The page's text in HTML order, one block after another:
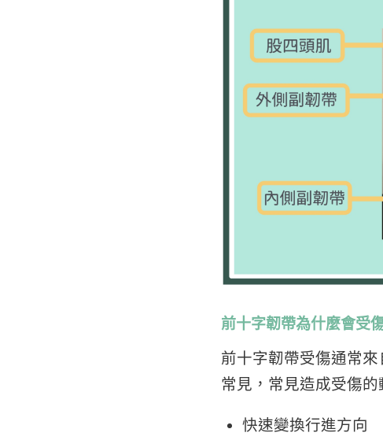
前十字韌帶為什麼會受
前十字韌帶受傷通常
常見，常見造成受傷的
快速變換行進方向